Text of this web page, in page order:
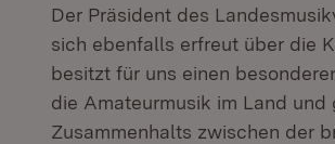
Der Präsident des
sich ebenfalls erfreut über die
besitzt für uns einen
die Amateurmusik im Land
Zusammenhalts zwischen der